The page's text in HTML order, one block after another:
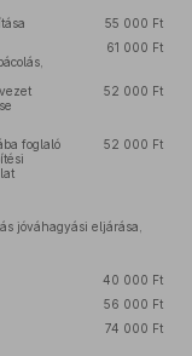
55 000 Ft
61 000 Ft
52 000 Ft
foglaló
52 000 Ft
jóváhagyási eljárása,
40 000 Ft
56 000 Ft
74 000 Ft